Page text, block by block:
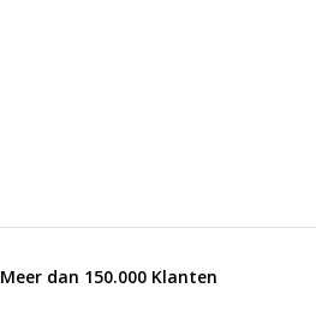
Meer dan 150.000 Klanten